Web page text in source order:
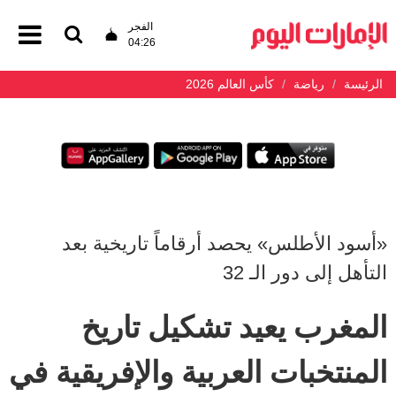
الفجر
04:26
الرئيسة رياضة كأس العالم 2026
«أسود الأطلس» يحصد أرقاماً تاريخية بعد
التأهل إلى دور الـ 32
المغرب يعيد تشكيل تاريخ
المنتخبات العربية والإفريقية في